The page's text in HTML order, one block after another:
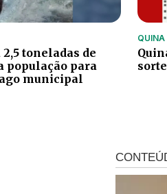
toneladas de
população para
municipal
QUINA